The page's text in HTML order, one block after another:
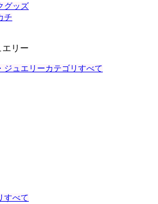
グッズ
チ
エリー
ジュエリーカテゴリすべて
すべて